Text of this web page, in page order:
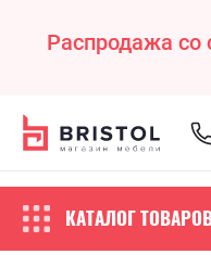
Распродажа со
КАТАЛОГ